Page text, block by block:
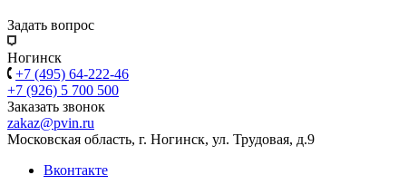
Задать вопрос
Ногинск
+7 (495) 64-222-46
+7 (926) 5 700 500
Заказать звонок
zakaz@pvin.ru
Московская область, г. Ногинск, ул. Трудовая, д.9
Вконтакте